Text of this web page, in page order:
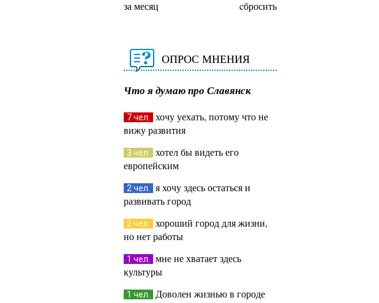
за месяц cбросить
ОПРОС МНЕНИЯ
Что я думаю про Славянск
7 чел.
хочу уехать, потому что не
вижу развития
3 чел.
хотел бы видеть его
европейским
2 чел.
я хочу здесь остаться и
развивать город
2 чел.
хороший город для жизни,
но нет работы
1 чел.
мне не хватает здесь
культуры
1 чел. Доволен жизнью в городе